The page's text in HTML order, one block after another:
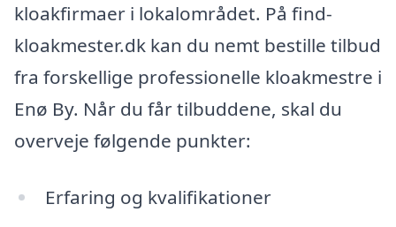
kloakfirmaer i lokalområdet. På find-
kloakmester.dk kan du nemt bestille tilbud
fra forskellige professionelle kloakmestre i
Enø By. Når du får tilbuddene, skal du
overveje følgende punkter:
Erfaring og kvalifikationer